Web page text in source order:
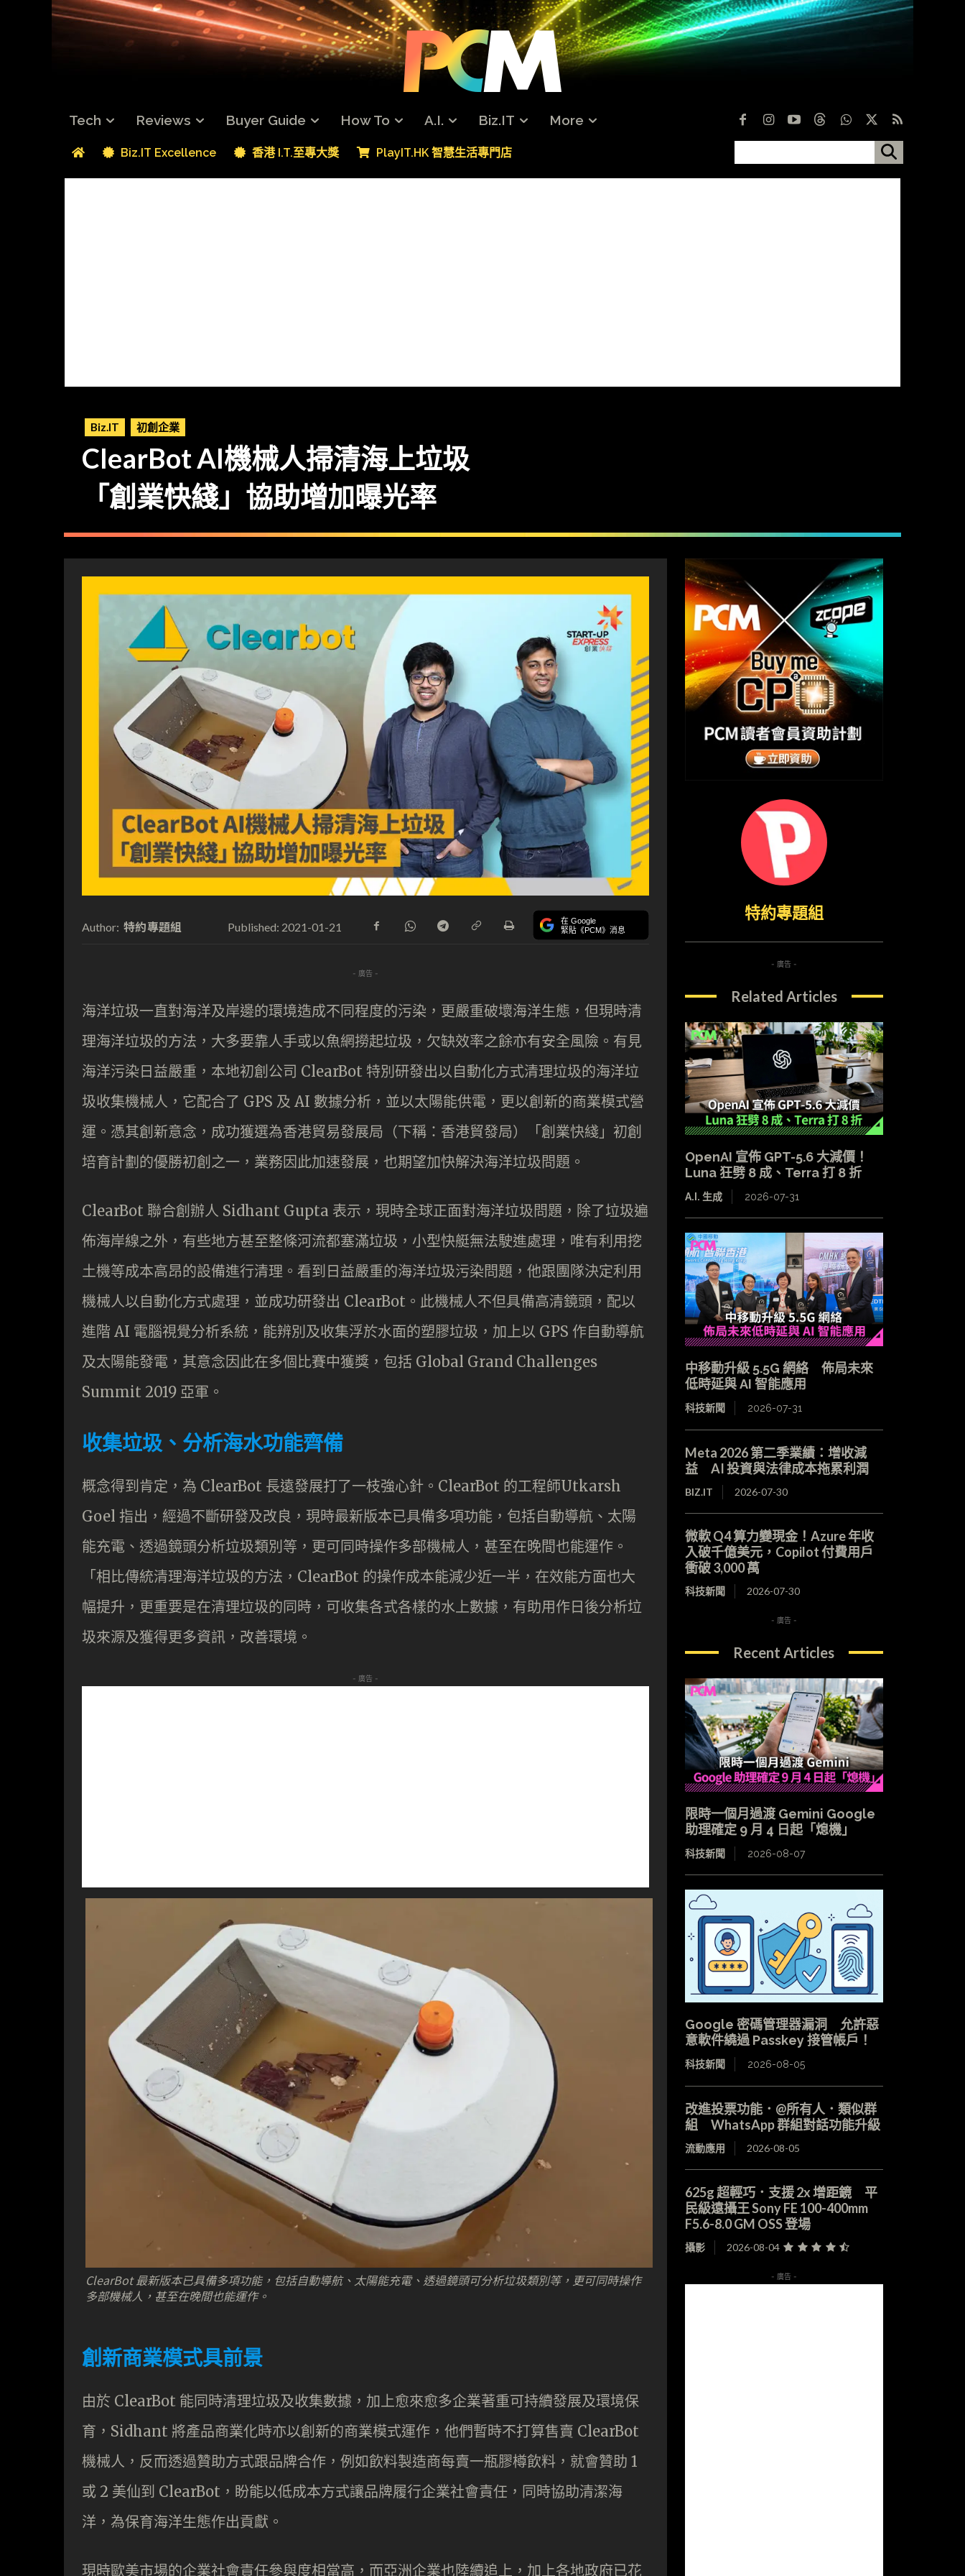
Tech Reviews Buyer Guide How To A.I. Biz.IT More
Biz.IT Excellence 香港 I.T.至專大獎 PlayIT.HK 智慧生活專門店
Biz.IT 初創企業
ClearBot AI機械人掃清海上垃圾
「創業快綫」協助增加曝光率
Author: 特約專題組 Published: 2021-01-21 在 Google
緊貼《PCM》消息
- 廣告 -
海洋垃圾一直對海洋及岸邊的環境造成不同程度的污染，更嚴重破壞海洋生態，但現時清
理海洋垃圾的方法，大多要靠人手或以魚網撈起垃圾，欠缺效率之餘亦有安全風險。有見
海洋污染日益嚴重，本地初創公司 ClearBot 特別研發出以自動化方式清理垃圾的海洋垃
圾收集機械人，它配合了 GPS 及 AI 數據分析，並以太陽能供電，更以創新的商業模式營
運。憑其創新意念，成功獲選為香港貿易發展局（下稱：香港貿發局）「創業快綫」初創
培育計劃的優勝初創之一，業務因此加速發展，也期望加快解決海洋垃圾問題。
ClearBot 聯合創辦人 Sidhant Gupta 表示，現時全球正面對海洋垃圾問題，除了垃圾遍
佈海岸線之外，有些地方甚至整條河流都塞滿垃圾，小型快艇無法駛進處理，唯有利用挖
土機等成本高昂的設備進行清理。看到日益嚴重的海洋垃圾污染問題，他跟團隊決定利用
機械人以自動化方式處理，並成功研發出 ClearBot。此機械人不但具備高清鏡頭，配以
進階 AI 電腦視覺分析系統，能辨別及收集浮於水面的塑膠垃圾，加上以 GPS 作自動導航
及太陽能發電，其意念因此在多個比賽中獲獎，包括 Global Grand Challenges
Summit 2019 亞軍。
收集垃圾、分析海水功能齊備
概念得到肯定，為 ClearBot 長遠發展打了一枝強心針。ClearBot 的工程師Utkarsh
Goel 指出，經過不斷研發及改良，現時最新版本已具備多項功能，包括自動導航、太陽
能充電、透過鏡頭分析垃圾類別等，更可同時操作多部機械人，甚至在晚間也能運作。
「相比傳統清理海洋垃圾的方法，ClearBot 的操作成本能減少近一半，在效能方面也大
幅提升，更重要是在清理垃圾的同時，可收集各式各樣的水上數據，有助用作日後分析垃
圾來源及獲得更多資訊，改善環境。
- 廣告 -
ClearBot 最新版本已具備多項功能，包括自動導航、太陽能充電、透過鏡頭可分析垃圾類別等，更可同時操作
多部機械人，甚至在晚間也能運作。
創新商業模式具前景
由於 ClearBot 能同時清理垃圾及收集數據，加上愈來愈多企業著重可持續發展及環境保
育，Sidhant 將產品商業化時亦以創新的商業模式運作，他們暫時不打算售賣 ClearBot
機械人，反而透過贊助方式跟品牌合作，例如飲料製造商每賣一瓶膠樽飲料，就會贊助 1
或 2 美仙到 ClearBot，盼能以低成本方式讓品牌履行企業社會責任，同時協助清潔海
洋，為保育海洋生態作出貢獻。
現時歐美市場的企業社會責任參與度相當高，而亞洲企業也陸續追上，加上各地政府已花
特約專題組
- 廣告 -
Related Articles
OpenAI 宣佈 GPT-5.6 大減價！
Luna 狂劈 8 成、Terra 打 8 折
A.I. 生成 2026-07-31
中移動升級 5.5G 網絡 佈局未來
低時延與 AI 智能應用
科技新聞 2026-07-31
Meta 2026 第二季業績：增收減
益 AI 投資與法律成本拖累利潤
BIZ.IT 2026-07-30
微軟 Q4 算力變現金！Azure 年收
入破千億美元，Copilot 付費用戶
衝破 3,000 萬
科技新聞 2026-07-30
- 廣告 -
Recent Articles
限時一個月過渡 Gemini Google
助理確定 9 月 4 日起「熄機」
科技新聞 2026-08-07
Google 密碼管理器漏洞 允許惡
意軟件繞過 Passkey 接管帳戶！
科技新聞 2026-08-05
改進投票功能．@所有人．類似群
組 WhatsApp 群組對話功能升級
流動應用 2026-08-05
625g 超輕巧．支援 2x 增距鏡 平
民級遠攝王 Sony FE 100-400mm
F5.6-8.0 GM OSS 登場
攝影 2026-08-04
- 廣告 -